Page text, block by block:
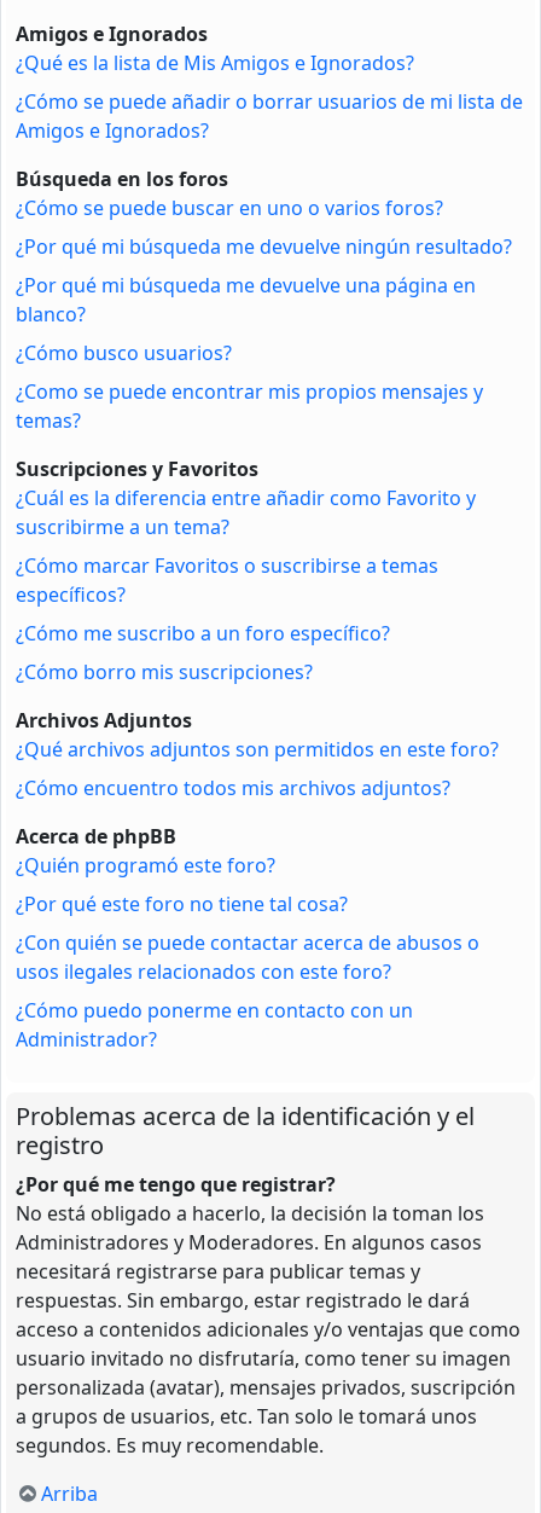
Amigos e Ignorados
¿Qué es la lista de Mis Amigos e Ignorados?
¿Cómo se puede añadir o borrar usuarios de mi lista de
Amigos e Ignorados?
Búsqueda en los foros
¿Cómo se puede buscar en uno o varios foros?
¿Por qué mi búsqueda me devuelve ningún resultado?
¿Por qué mi búsqueda me devuelve una página en
blanco?
¿Cómo busco usuarios?
¿Como se puede encontrar mis propios mensajes y
temas?
Suscripciones y Favoritos
¿Cuál es la diferencia entre añadir como Favorito y
suscribirme a un tema?
¿Cómo marcar Favoritos o suscribirse a temas
específicos?
¿Cómo me suscribo a un foro específico?
¿Cómo borro mis suscripciones?
Archivos Adjuntos
¿Qué archivos adjuntos son permitidos en este foro?
¿Cómo encuentro todos mis archivos adjuntos?
Acerca de phpBB
¿Quién programó este foro?
¿Por qué este foro no tiene tal cosa?
¿Con quién se puede contactar acerca de abusos o
usos ilegales relacionados con este foro?
¿Cómo puedo ponerme en contacto con un
Administrador?
Problemas acerca de la identificación y el
registro
¿Por qué me tengo que registrar?
No está obligado a hacerlo, la decisión la toman los
Administradores y Moderadores. En algunos casos
necesitará registrarse para publicar temas y
respuestas. Sin embargo, estar registrado le dará
acceso a contenidos adicionales y/o ventajas que como
usuario invitado no disfrutaría, como tener su imagen
personalizada (avatar), mensajes privados, suscripción
a grupos de usuarios, etc. Tan solo le tomará unos
segundos. Es muy recomendable.
Arriba